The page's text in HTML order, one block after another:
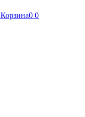
Корзина0 0